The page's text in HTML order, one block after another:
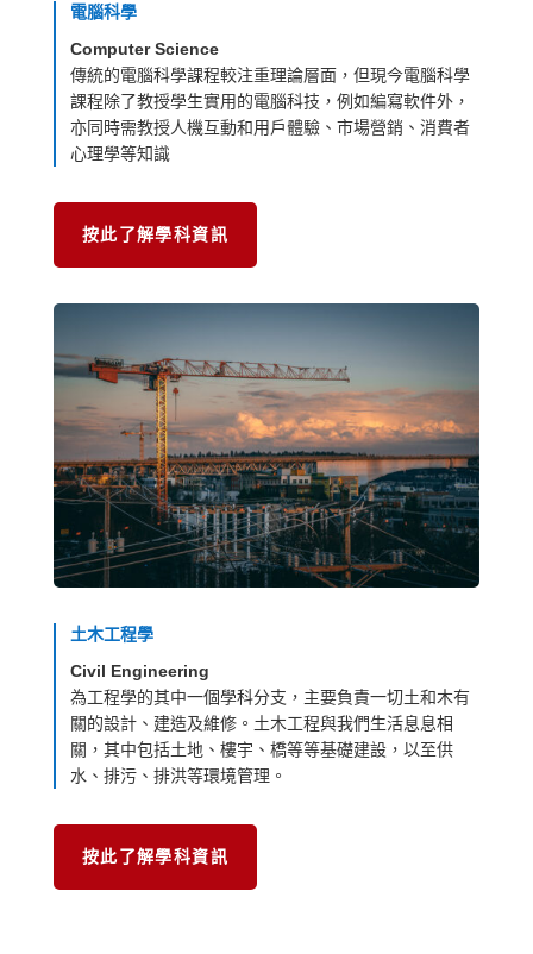
電腦科學
Computer Science
傳統的電腦科學課程較注重理論層面，但現今電腦科學
課程除了教授學生實用的電腦科技，例如編寫軟件外，
亦同時需教授人機互動和用戶體驗、市場營銷、消費者
心理學等知識
按此了解學科資訊
土木工程學
Civil Engineering
為工程學的其中一個學科分支，主要負責一切土和木有
關的設計、建造及維修。土木工程與我們生活息息相
關，其中包括土地、樓宇、橋等等基礎建設，以至供
水、排污、排洪等環境管理。
按此了解學科資訊